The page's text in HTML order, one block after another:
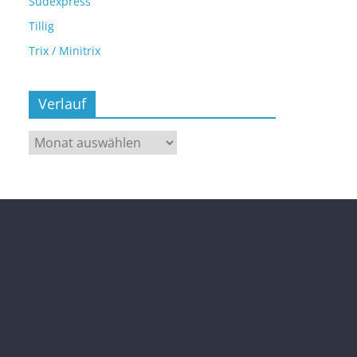
Tillig
Trix / Minitrix
Verlauf